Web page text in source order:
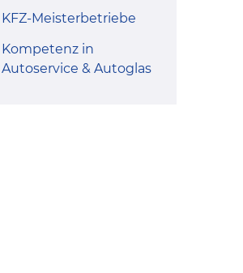
KFZ-Meisterbetriebe
Kompetenz in
Autoservice & Autoglas